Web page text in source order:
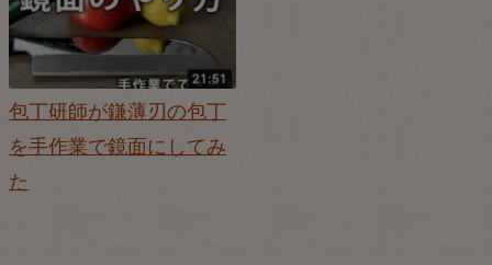
包丁研師が鎌薄刃の包丁
を手作業で鏡面にしてみ
た